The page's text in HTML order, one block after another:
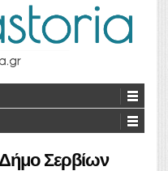
Δήμο Σερβίων